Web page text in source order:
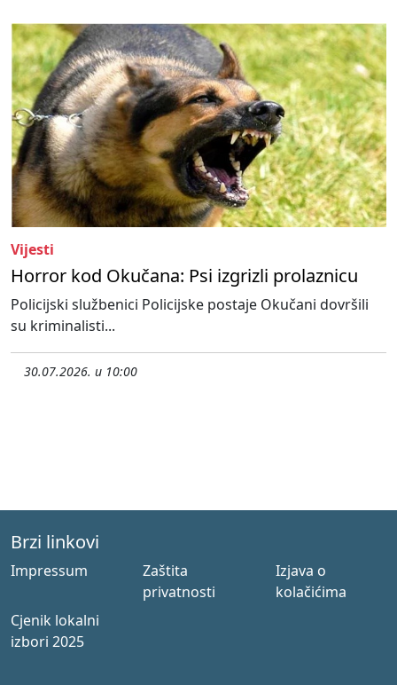
Vijesti
Horror kod Okučana: Psi izgrizli prolaznicu
Policijski službenici Policijske postaje Okučani dovršili
su kriminalisti...
30.07.2026. u 10:00
Brzi linkovi
Impressum
Zaštita
privatnosti
Izjava o
kolačićima
Cjenik lokalni
izbori 2025